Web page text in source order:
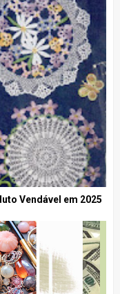
Vendável em 2025